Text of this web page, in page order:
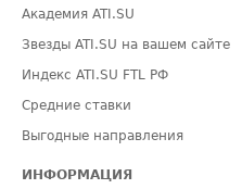
Академия ATI.SU
Звезды ATI.SU на вашем сайте
Индекс ATI.SU FTL РФ
Средние ставки
Выгодные направления
ИНФОРМАЦИЯ